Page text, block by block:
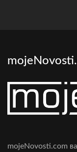
mojeNovosti.com